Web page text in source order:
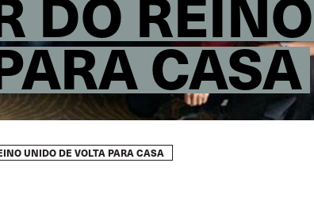
CASA
UNIDO DE VOLTA PARA CASA